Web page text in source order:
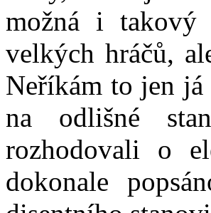
možná i takový
velkých hráčů,
Neříkám to jen
na odlišné
rozhodovali o
dokonale